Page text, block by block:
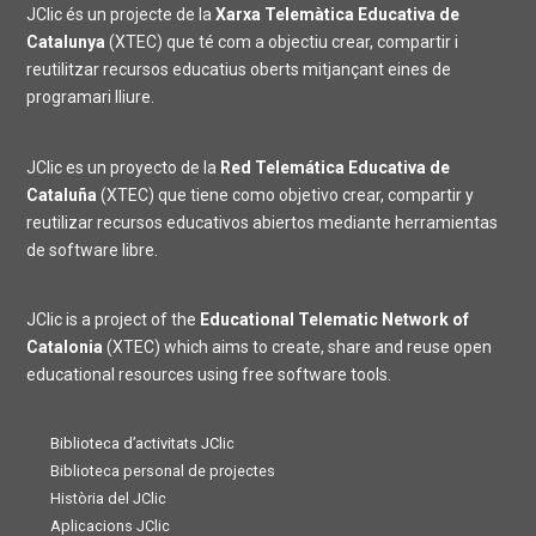
JClic és un projecte de la Xarxa Telemàtica Educativa de
Catalunya (XTEC) que té com a objectiu crear, compartir i
reutilitzar recursos educatius oberts mitjançant eines de
programari lliure.
JClic es un proyecto de la Red Telemática Educativa de
Cataluña (XTEC) que tiene como objetivo crear, compartir y
reutilizar recursos educativos abiertos mediante herramientas
de software libre.
JClic is a project of the Educational Telematic Network of
Catalonia (XTEC) which aims to create, share and reuse open
educational resources using free software tools.
Biblioteca d’activitats JClic
Biblioteca personal de projectes
Història del JClic
Aplicacions JClic